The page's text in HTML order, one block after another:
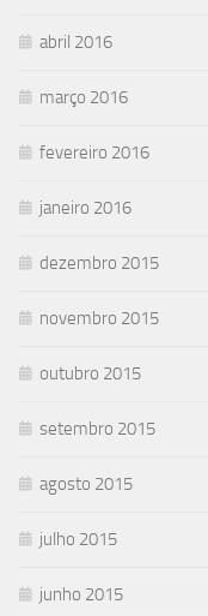
abril 2016
março 2016
fevereiro 2016
janeiro 2016
dezembro 2015
novembro 2015
outubro 2015
setembro 2015
agosto 2015
julho 2015
junho 2015